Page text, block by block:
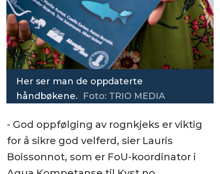
Her ser man de oppdaterte
håndbøkene. Foto: TRIO MEDIA
- God oppfølging av rognkjeks er viktig
for å sikre god velferd, sier Lauris
Boissonnot, som er FoU-koordinator i